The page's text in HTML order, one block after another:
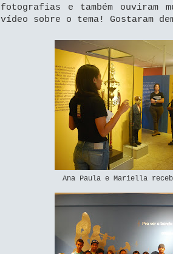
fotografias e também ouviram
vídeo sobre o tema! Gostaram
Ana Paula e Mariella